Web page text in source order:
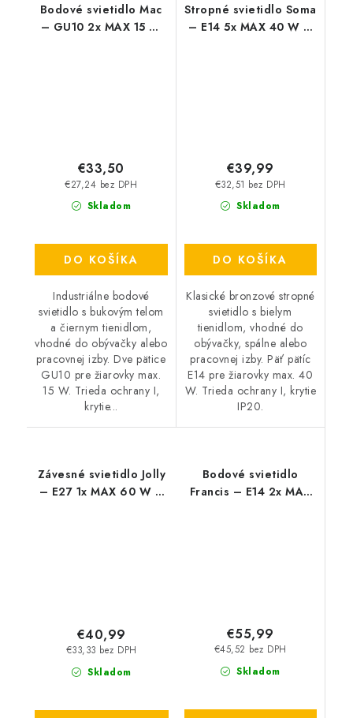
Bodové svietidlo Mac
– GU10 2x MAX 15 W
Skladom
€27,24 bez DPH
€33,50
DO KOŠÍKA
Industriálne bodové
svietidlo s bukovým telom
a čiernym tienidlom,
vhodné do obývačky alebo
pracovnej izby. Dve pätice
GU10 pre žiarovky max.
15 W. Trieda ochrany I,
krytie...
Stropné svietidlo Soma
– E14 5x MAX 40 W –
Skladom
€32,51 bez DPH
€39,99
DO KOŠÍKA
Klasické bronzové stropné
svietidlo s bielym
tienidlom, vhodné do
obývačky, spálne alebo
pracovnej izby. Päť pätíc
E14 pre žiarovky max. 40
W. Trieda ochrany I, krytie
IP20.
Závesné svietidlo Jolly
– E27 1x MAX 60 W –
Skladom
€33,33 bez DPH
€40,99
Bodové svietidlo
Francis – E14 2x MAX
Skladom
€45,52 bez DPH
€55,99